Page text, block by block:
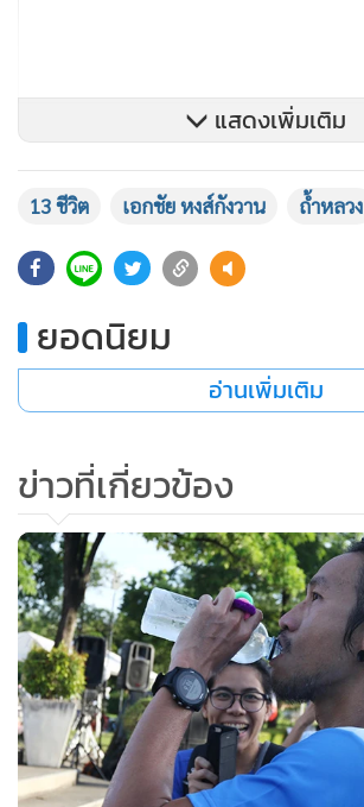
กล่าวถึงชาวเน็ตที่เข้ามาโจมตี
แสดงเพิ่มเติม
13 ชีวิต เอกชัย หงส์กังวาน ถ้ำหลวง
ยอดนิยม
อ่านเพิ่มเติม
ข่าวที่เกี่ยวข้อง